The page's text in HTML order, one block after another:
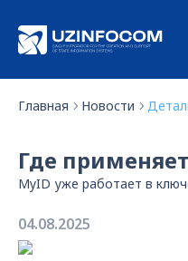
Главная Новости
Где
MyID уже работает в
04.08.2025